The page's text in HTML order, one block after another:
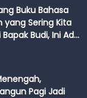
Buku Bahasa
yang Sering Kita
Budi, Ini Adik
Pagi Jadi